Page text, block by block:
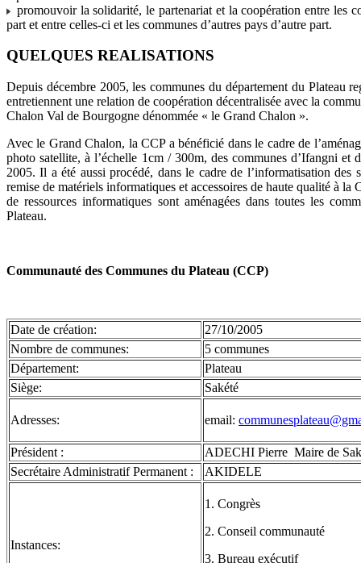
promouvoir la solidarité, le partenariat et la coopération entre les
part et entre celles-ci et les communes d’autres pays d’autre part.
QUELQUES REALISATIONS
Depuis décembre 2005, les communes du département du Plateau
entretiennent une relation de coopération décentralisée avec la
Chalon Val de Bourgogne dénommée « le Grand Chalon ».
Avec le Grand Chalon, la CCP a bénéficié dans le cadre de
photo satellite, à l’échelle 1cm / 300m, des communes d’Ifangni et
2005. Il a été aussi procédé, dans le cadre de l’informatisation des
remise de matériels informatiques et accessoires de haute qualité à la
de ressources informatiques sont aménagées dans toutes les
Plateau.
Communauté des Communes du Plateau (CCP)
Date de création:
27/10/2005
Nombre de communes:
5 communes
Département:
Plateau
Siège:
Sakété
Adresses: email:
Président :
ADECHI Pierre Maire de
Secrétaire Administratif Permanent :
AKIDELE
Instances:
1. Congrès
2. Conseil communauté
3. Bureau exécutif